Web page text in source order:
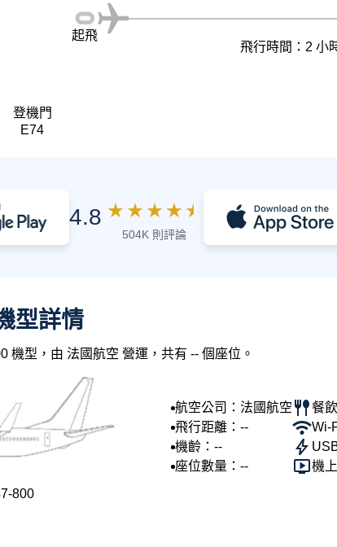
登機門
E74
起飛
飛行時間：2 小
4.8 ★ ★ ★ ★ ★
504K 則評論
型詳情
機型，由 法國航空 營運，共有 -- 個座位。
800
航空公司：法國航空
飛行距離：--
機齡：--
座位數量：--
餐
Wi-
機